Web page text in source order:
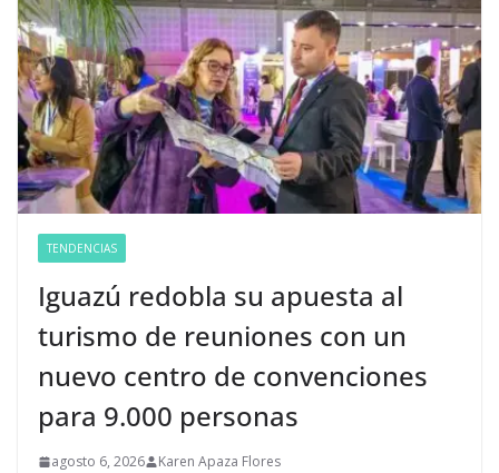
TENDENCIAS
Iguazú redobla su apuesta al
turismo de reuniones con un
nuevo centro de convenciones
para 9.000 personas
agosto 6, 2026 Karen Apaza Flores